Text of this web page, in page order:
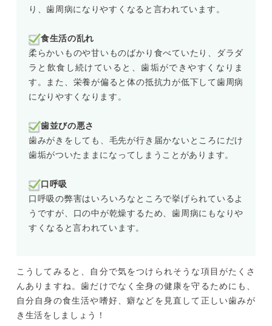
り、歯周病になりやすくなると言われています。
食生活の乱れ
柔らかいものや甘いものばかり食べていたり、ダラダ
ラと飲食し続けていると、歯垢ができやすくなりま
す。また、栄養が偏ると体の抵抗力が低下して歯周病
になりやすくなります。
歯並びの悪さ
歯みがきをしても、毛先が行き届かないところにだけ
歯垢がついたままになってしまうことがあります。
口呼吸
口呼吸の弊害はいろいろなところで挙げられているよ
うですが、口の中が乾燥するため、歯周病にもなりや
すくなると言われています。
こうしてみると、自分で気をつけられそうな項目がたくさ
んありますね。歯だけでなく全身の健康を守るためにも、
自分自身の食生活や嗜好、癖などを見直して正しい歯みが
き生活をしましょう！